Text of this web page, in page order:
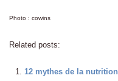
Photo : cowins
Related posts:
12 mythes de la